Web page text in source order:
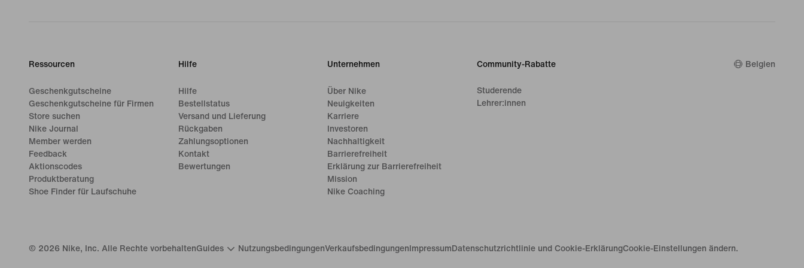
Ressourcen
Geschenkgutscheine
Geschenkgutscheine für Firmen
Store suchen
Nike Journal
Member werden
Feedback
Aktionscodes
Produktberatung
Shoe Finder für Laufschuhe
Hilfe
Hilfe
Bestellstatus
Versand und Lieferung
Rückgaben
Zahlungsoptionen
Kontakt
Bewertungen
Unternehmen
Über Nike
Neuigkeiten
Karriere
Investoren
Nachhaltigkeit
Barrierefreiheit
Erklärung zur Barrierefreiheit
Mission
Nike Coaching
Community-Rabatte
Studerende
Lehrer:innen
Belgien
© 2026 Nike, Inc. Alle Rechte vorbehaltenGuides NutzungsbedingungenVerkaufsbedingungen Impressum Datenschutzrichtlinie und Cookie-ErklärungCookie-Einstellungen ändern.